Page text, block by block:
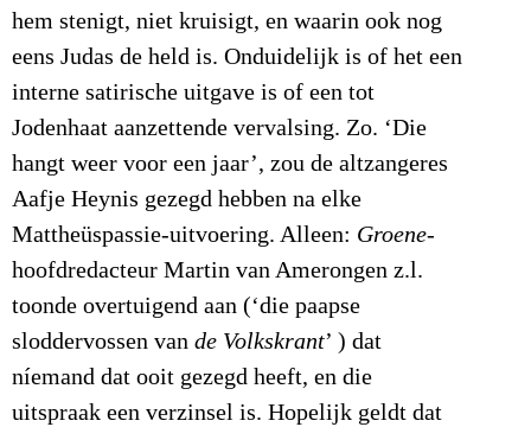
hem stenigt, niet kruisigt, en waarin ook nog
eens Judas de held is. Onduidelijk is of het een
interne satirische uitgave is of een tot
Jodenhaat aanzettende vervalsing. Zo. ‘Die
hangt weer voor een jaar’, zou de altzangeres
Aafje Heynis gezegd hebben na elke
Mattheüspassie-uitvoering. Alleen: Groene-
hoofdredacteur Martin van Amerongen z.l.
toonde overtuigend aan (‘die paapse
sloddervossen van de Volkskrant’ ) dat
níemand dat ooit gezegd heeft, en die
uitspraak een verzinsel is. Hopelijk geldt dat